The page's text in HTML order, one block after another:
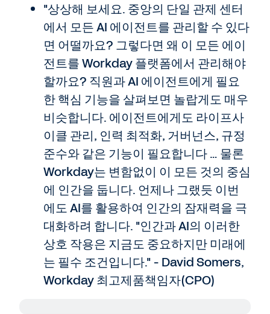
"상상해 보세요. 중앙의 단일 관제 센터
에서 모든 AI 에이전트를 관리할 수 있다
면 어떨까요? 그렇다면 왜 이 모든 에이
전트를 Workday 플랫폼에서 관리해야
할까요? 직원과 AI 에이전트에게 필요
한 핵심 기능을 살펴보면 놀랍게도 매우
비슷합니다. 에이전트에게도 라이프사
이클 관리, 인력 최적화, 거버넌스, 규정
준수와 같은 기능이 필요합니다 … 물론
Workday는 변함없이 이 모든 것의 중심
에 인간을 둡니다. 언제나 그랬듯 이번
에도 AI를 활용하여 인간의 잠재력을 극
대화하려 합니다. "인간과 AI의 이러한
상호 작용은 지금도 중요하지만 미래에
는 필수 조건입니다." - David Somers,
Workday 최고제품책임자(CPO)